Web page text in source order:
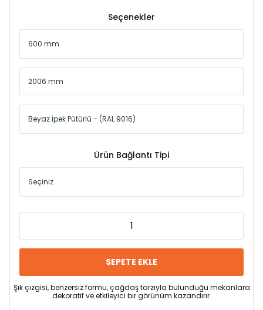
Seçenekler
Ürün Bağlantı Tipi
SEPETE EKLE
Şık çizgisi, benzersiz formu, çağdaş tarzıyla bulunduğu mekanlara
dekoratif ve etkileyici bir görünüm kazandırır.